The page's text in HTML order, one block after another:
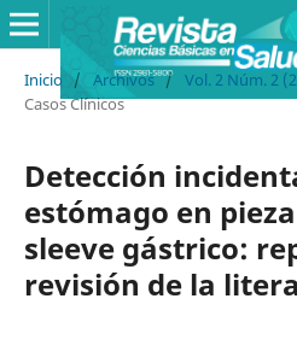
Inicio / Archivos / Vol. 2 Núm. 2
Casos Clínicos
Detección
estómago en
sleeve gástrico:
revisión de la